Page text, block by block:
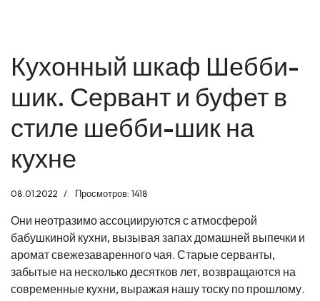
Кухонный шкаф Шебби-
шик. Сервант и буфет в
стиле шебби-шик на
кухне
08.01.2022 Просмотров: 1418
Они неотразимо ассоциируются с атмосферой
бабушкиной кухни, вызывая запах домашней выпечки и
аромат свежезаваренного чая. Старые серванты,
забытые на несколько десятков лет, возвращаются на
современные кухни, выражая нашу тоску по прошлому.